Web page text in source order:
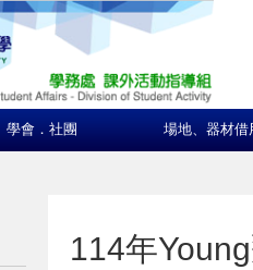
學會．社團 場地、器材借
114年